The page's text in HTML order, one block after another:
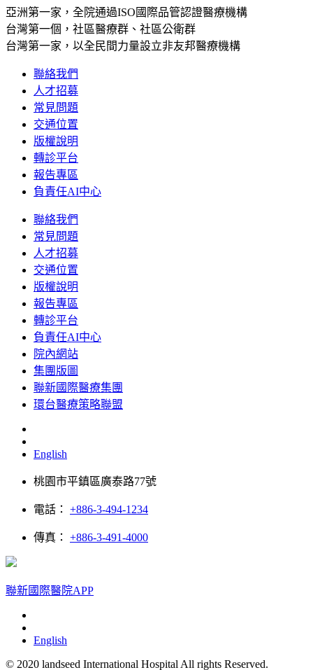
亞洲第一家，全院通過ISO國際品管認證醫療機構
台灣第一個，社區醫療群、社區公衛群
台灣第一家，以全民間力量設立非友邦醫療機構
聯絡我們
人才招募
常見問題
交通位置
版權說明
轉診平台
報告專區
負責任AI中心
聯絡我們
常見問題
人才招募
交通位置
版權說明
報告專區
轉診平台
負責任AI中心
院內網站
集團版圖
聯新國際醫療集團
環台醫療策略聯盟
English
桃園市平鎮區廣泰路77號
電話： +886-3-494-1234
傳真： +886-3-491-4000
聯新國際醫院APP
English
© 2020 landseed International Hospital All rights Reserved.